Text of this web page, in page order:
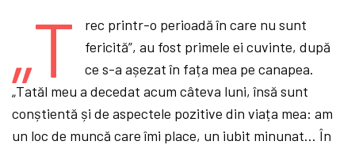
„T
rec printr-o perioadă în care nu sunt
fericită”, au fost primele ei cuvinte, după
ce s-a așezat în fața mea pe canapea.
„Tatăl meu a decedat acum câteva luni, însă sunt
conștientă și de aspectele pozitive din viața mea: am
un loc de muncă care îmi place, un iubit minunat… În